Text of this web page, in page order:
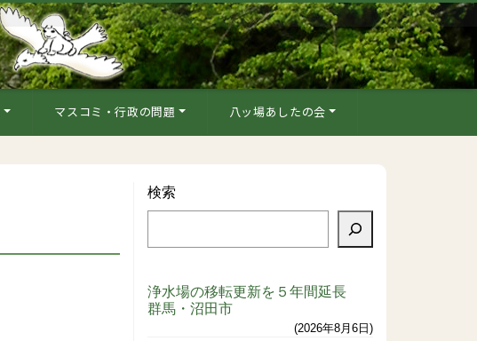
マスコミ・行政の問題 八ッ場あしたの会
検索
浄水場の移転更新を５年間延長
群馬・沼田市
2026年8月6日